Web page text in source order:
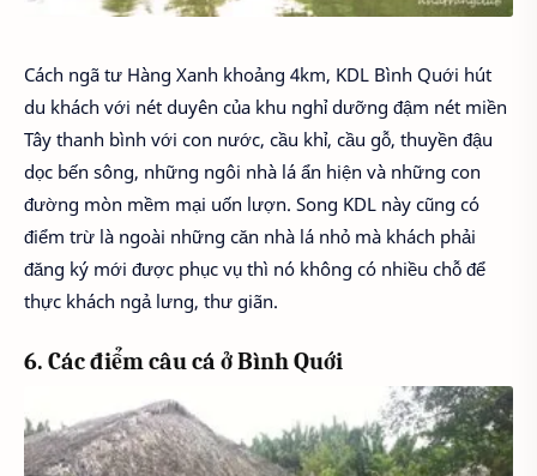
Cách ngã tư Hàng Xanh khoảng 4km, KDL Bình Quới hút
du khách với nét duyên của khu nghỉ dưỡng đậm nét miền
Tây thanh bình với con nước, cầu khỉ, cầu gỗ, thuyền đậu
dọc bến sông, những ngôi nhà lá ẩn hiện và những con
đường mòn mềm mại uốn lượn. Song KDL này cũng có
điểm trừ là ngoài những căn nhà lá nhỏ mà khách phải
đăng ký mới được phục vụ thì nó không có nhiều chỗ để
thực khách ngả lưng, thư giãn.
6. Các điểm câu cá ở Bình Quới